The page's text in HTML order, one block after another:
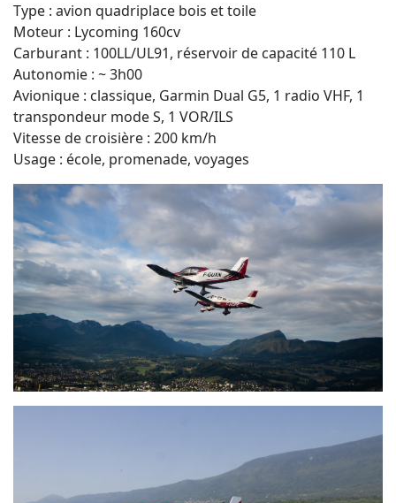
Type : avion quadriplace bois et toile
Moteur : Lycoming 160cv
Carburant : 100LL/UL91, réservoir de capacité 110 L
Autonomie : ~ 3h00
Avionique : classique, Garmin Dual G5, 1 radio VHF, 1
transpondeur mode S, 1 VOR/ILS
Vitesse de croisière : 200 km/h
Usage : école, promenade, voyages